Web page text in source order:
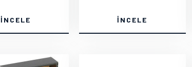
İNCELE İNCELE